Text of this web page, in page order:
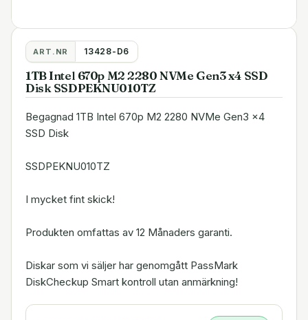
ART.NR 13428-D6
1TB Intel 670p M2 2280 NVMe Gen3 x4 SSD
Disk SSDPEKNU010TZ
Begagnad 1TB Intel 670p M2 2280 NVMe Gen3 x4
SSD Disk
SSDPEKNU010TZ
I mycket fint skick!
Produkten omfattas av 12 Månaders garanti.
Diskar som vi säljer har genomgått PassMark
DiskCheckup Smart kontroll utan anmärkning!